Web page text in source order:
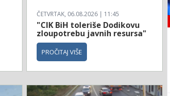
ČETVRTAK, 06.08.2026 | 11:45
"CIK BiH toleriše Dodikovu
zloupotrebu javnih resursa"
PROČITAJ VIŠE